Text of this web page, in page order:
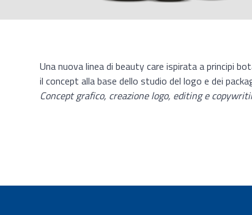
Una nuova linea di beauty care ispirata a principi
il concept alla base dello studio del logo e dei
Concept grafico, creazione logo, editing e